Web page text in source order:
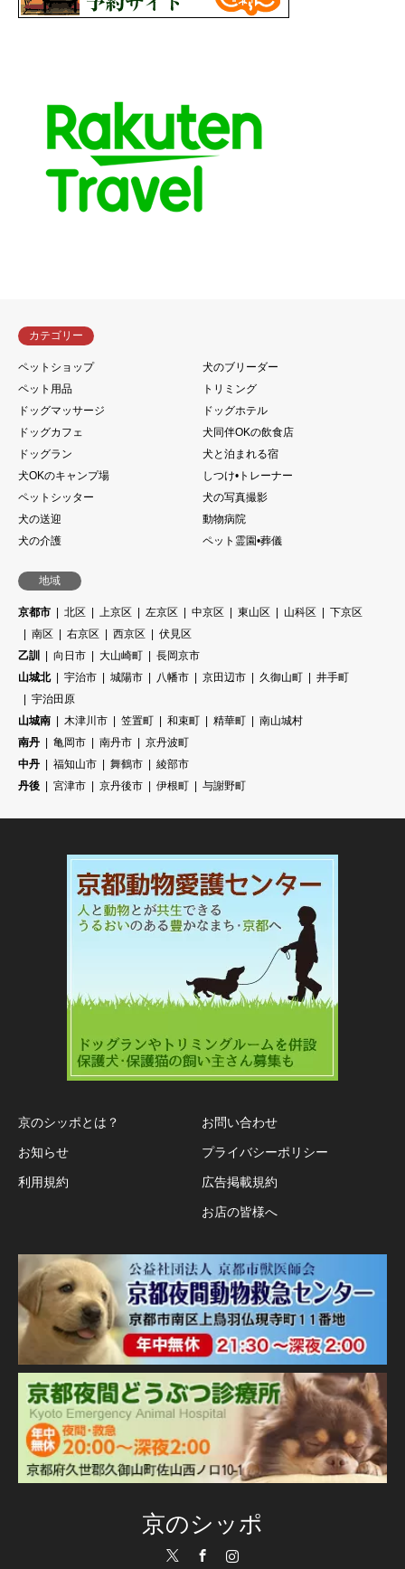
カテゴリー
ペットショップ
犬のブリーダー
ペット用品
トリミング
ドッグマッサージ
ドッグホテル
ドッグカフェ
犬同伴OKの飲食店
ドッグラン
犬と泊まれる宿
犬OKのキャンプ場
しつけ•トレーナー
ペットシッター
犬の写真撮影
犬の送迎
動物病院
犬の介護
ペット霊園•葬儀
地域
京都市 北区 上京区 左京区 中京区 東山区 山科区
下京区
南区
右京区 西京区
伏見区
乙訓
向日市 大山崎町
長岡京市
山城北
宇治市 城陽市 八幡市 京田辺市 久御山町
井手町
宇治田原
山城南
木津川市 笠置町 和束町 精華町
南山城村
南丹
亀岡市 南丹市
京丹波町
中丹
福知山市 舞鶴市
綾部市
丹後
宮津市 京丹後市 伊根町 与謝野町
京のシッポとは？
お知らせ
利用規約
お問い合わせ
プライバシーポリシー
広告掲載規約
お店の皆様へ
京のシッポ